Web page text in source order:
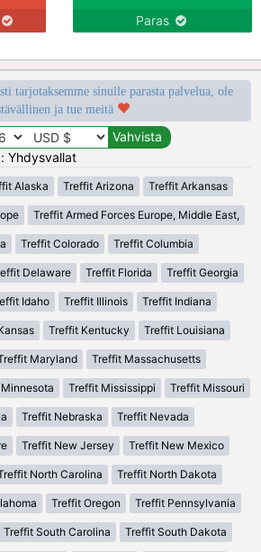
Paras
tarjotaksemme sinulle parasta palvelua, ole
ja tue meitä
Yhdysvallat
Alaska Treffit Arizona Treffit Arkansas
Treffit Armed Forces Europe, Middle East,
Treffit Colorado Treffit Columbia
Delaware Treffit Florida Treffit Georgia
Idaho Treffit Illinois Treffit Indiana
Treffit Kentucky Treffit Louisiana
Maryland Treffit Massachusetts
Treffit Mississippi Treffit Missouri
Treffit Nebraska Treffit Nevada
Treffit New Jersey Treffit New Mexico
North Carolina Treffit North Dakota
Treffit Oregon Treffit Pennsylvania
Treffit South Carolina Treffit South Dakota